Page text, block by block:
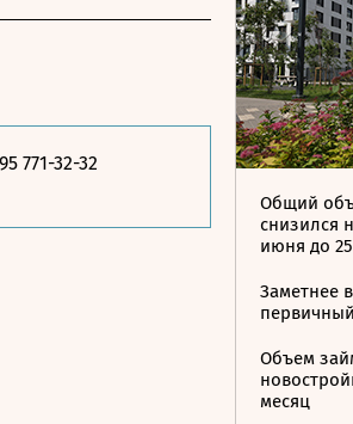
771-32-32
Общий
снизился
июня до
Заметнее
Объем
месяц